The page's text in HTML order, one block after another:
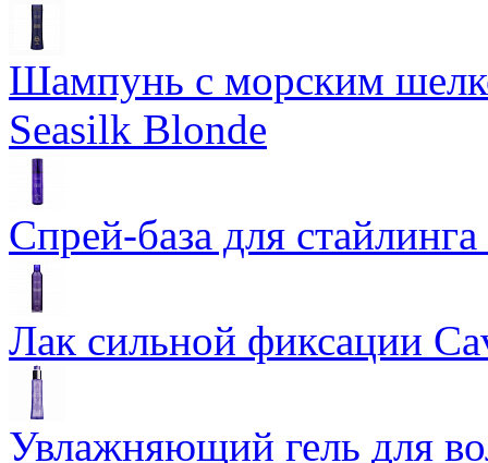
Шампунь с морским
Seasilk Blonde
Спрей-база для
Лак сильной фиксации
Увлажняющий гель для